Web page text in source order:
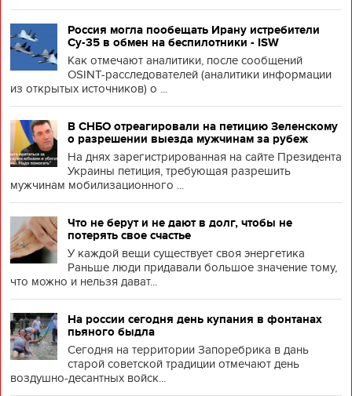
Россия могла пообещать Ирану истребители
Су-35 в обмен на беспилотники - ISW
Как отмечают аналитики, после сообщений
OSINT-расследователей (аналитики информации
из открытых источников) о ...
В СНБО отреагировали на петицию Зеленскому
о разрешении выезда мужчинам за рубеж
На днях зарегистрированная на сайте Президента
Украины петиция, требующая разрешить
мужчинам мобилизационного ...
Что не берут и не дают в долг, чтобы не
потерять свое счастье
У каждой вещи существует своя энергетика
Раньше люди придавали большое значение тому,
что можно и нельзя дават...
На россии сегодня день купания в фонтанах
пьяного быдла
Сегодня на территории Запоребрика в дань
старой советской традиции отмечают день
воздушно-десантных войск...